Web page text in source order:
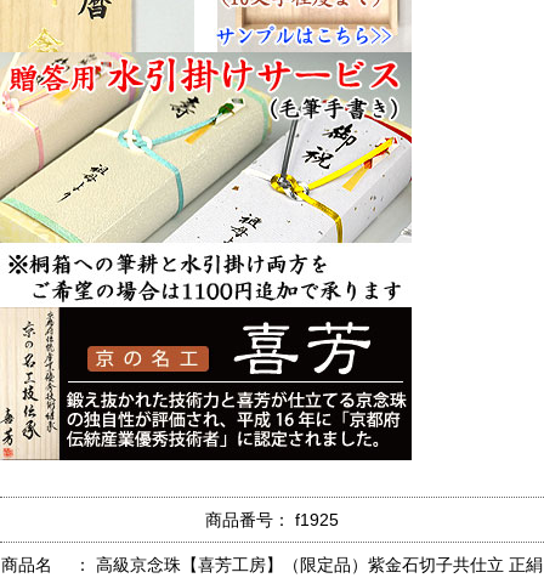
商品番号： f1925
商品名 ： 高級京念珠【喜芳工房】（限定品）紫金石切子共仕立 正絹